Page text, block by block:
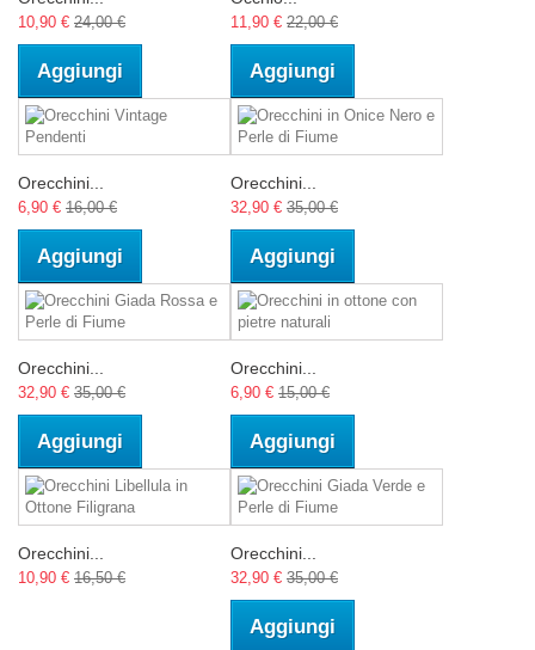
10,90 € 24,00 €
Aggiungi
11,90 € 22,00 €
Aggiungi
Orecchini...
6,90 € 16,00 €
Aggiungi
Orecchini...
32,90 € 35,00 €
Aggiungi
Orecchini...
32,90 € 35,00 €
Aggiungi
Orecchini...
6,90 € 15,00 €
Aggiungi
Orecchini...
10,90 € 16,50 €
Orecchini...
32,90 € 35,00 €
Aggiungi